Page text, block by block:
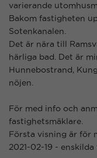
varierande
Bakom fastigheten
Sotenkanalen.
Det är nära till
härliga bad. Det är
Hunnebostrand,
nöjen.
För med info och
fastighetsmäklare.
Första visning är för
2021-02-19 -